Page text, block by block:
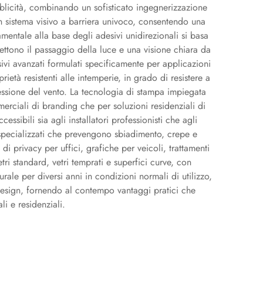
combinando un sofisticato ingegnerizzazione
visivo a barriera univoco, consentendo una
alla base degli adesivi unidirezionali si basa
il passaggio della luce e una visione chiara da
avanzati formulati specificamente per applicazioni
resistenti alle intemperie, in grado di resistere a
del vento. La tecnologia di stampa impiegata
di branding che per soluzioni residenziali di
sia agli installatori professionisti che agli
che prevengono sbiadimento, crepe e
privacy per uffici, grafiche per veicoli, trattamenti
standard, vetri temprati e superfici curve, con
per diversi anni in condizioni normali di utilizzo,
fornendo al contempo vantaggi pratici che
e residenziali.